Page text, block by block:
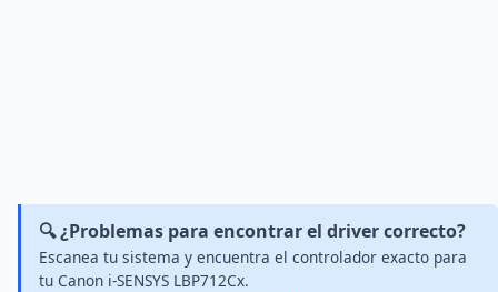
🔍 ¿Problemas para encontrar el driver correcto?
Escanea tu sistema y encuentra el controlador exacto para
tu Canon i-SENSYS LBP712Cx.